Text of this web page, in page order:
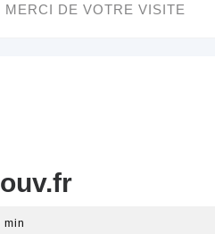
MERCI DE VOTRE VISITE
min